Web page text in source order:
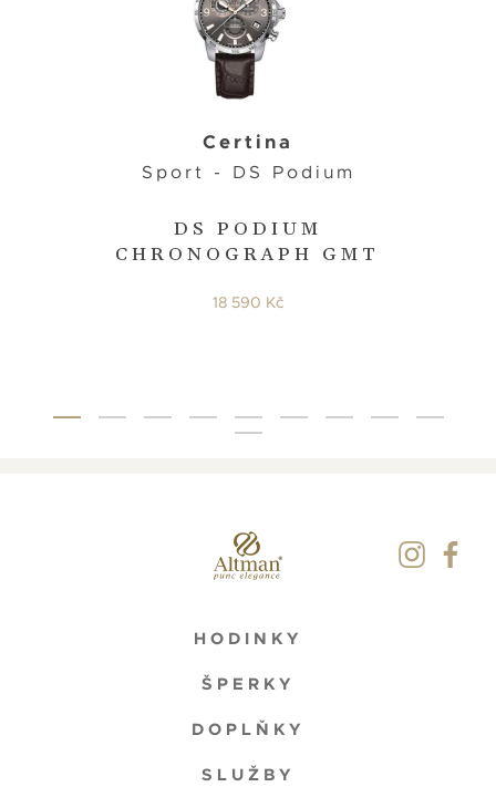
DS PODIUM
CHRONOGRAPH GMT
Certina
Sport - DS Podium
18 590 Kč
HODINKY
ŠPERKY
DOPLŇKY
SLUŽBY